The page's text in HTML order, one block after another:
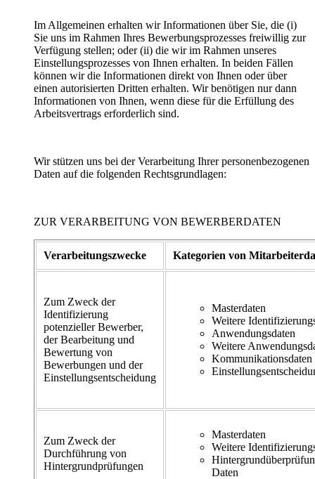
Im Allgemeinen erhalten wir Informationen über Sie, die (i)
Sie uns im Rahmen Ihres Bewerbungsprozesses freiwillig zur
Verfügung stellen; oder (ii) die wir im Rahmen unseres
Einstellungsprozesses von Ihnen erhalten. In beiden Fällen
können wir die Informationen direkt von Ihnen oder über
einen autorisierten Dritten erhalten. Wir benötigen nur dann
Informationen von Ihnen, wenn diese für die Erfüllung des
Arbeitsvertrags erforderlich sind.
Wir stützen uns bei der Verarbeitung Ihrer personenbezogenen
Daten auf die folgenden Rechtsgrundlagen:
ZUR VERARBEITUNG VON BEWERBERDATEN
Verarbeitungszwecke Kategorien von
Zum Zweck der
Identifizierung
potenzieller Bewerber,
der Bearbeitung und
Bewertung von
Bewerbungen und der
Einstellungsentscheidung
Masterdaten
Weitere
Anwendungsdaten
Weitere
Kommunikationsdaten
Zum Zweck der
Durchführung von
Hintergrundprüfungen
Masterdaten
Weitere
Daten